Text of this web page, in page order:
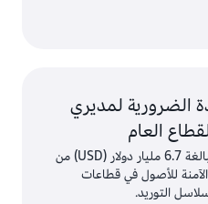
الضرورية لمديري
العام
استكشف فرصة القطاع العام البالغة 6.7 مليار دولار (USD) من
للأصول في قطاعات
التوريد.